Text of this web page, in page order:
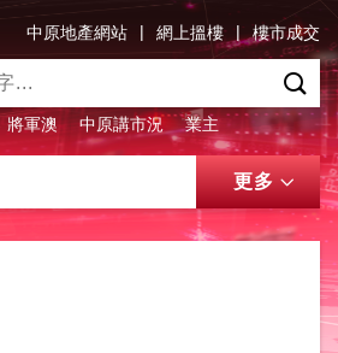
中原地產網站 | 網上搵樓 | 樓市成交
將軍澳 中原講市況 業主
更多